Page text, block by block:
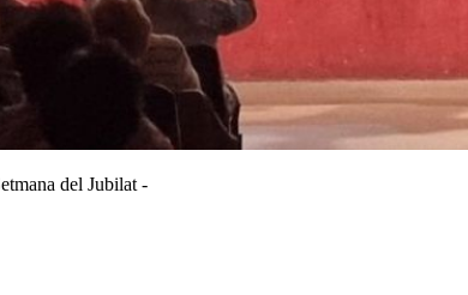
del Jubilat -